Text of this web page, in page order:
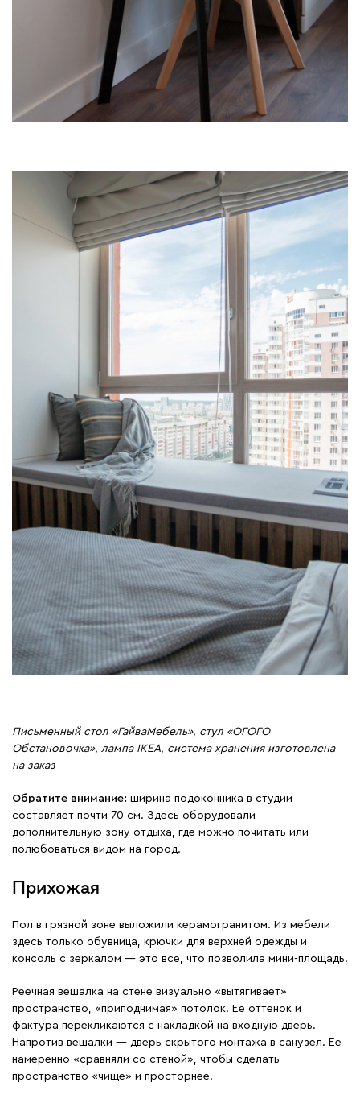
Письменный стол «ГайваМебель», стул «ОГОГО
Обстановочка», лампа IKEA, система хранения изготовлена
на заказ
Обратите внимание: ширина подоконника в студии
составляет почти 70 см. Здесь оборудовали
дополнительную зону отдыха, где можно почитать или
полюбоваться видом на город.
Прихожая
Пол в грязной зоне выложили керамогранитом. Из мебели
здесь только обувница, крючки для верхней одежды и
консоль с зеркалом — это все, что позволила мини-площадь.
Реечная вешалка на стене визуально «вытягивает»
пространство, «приподнимая» потолок. Ее оттенок и
фактура перекликаются с накладкой на входную дверь.
Напротив вешалки — дверь скрытого монтажа в санузел. Ее
намеренно «сравняли со стеной», чтобы сделать
пространство «чище» и просторнее.